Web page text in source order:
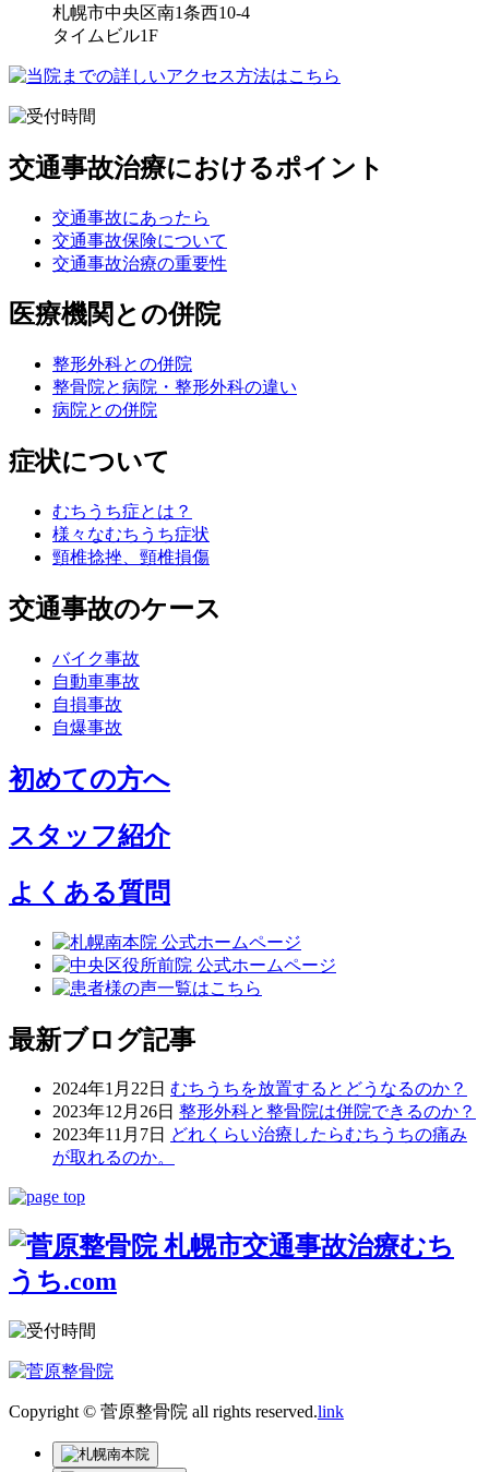
札幌市中央区南1条西10-4
タイムビル1F
交通事故治療におけるポイント
交通事故にあったら
交通事故保険について
交通事故治療の重要性
医療機関との併院
整形外科との併院
整骨院と病院・整形外科の違い
病院との併院
症状について
むちうち症とは？
様々なむちうち症状
頸椎捻挫、頸椎損傷
交通事故のケース
バイク事故
自動車事故
自損事故
自爆事故
初めての方へ
スタッフ紹介
よくある質問
最新ブログ記事
2024年1月22日 むちうちを放置するとどうなるのか？
2023年12月26日 整形外科と整骨院は併院できるのか？
2023年11月7日 どれくらい治療したらむちうちの痛み
が取れるのか。
Copyright © 菅原整骨院 all rights reserved.link